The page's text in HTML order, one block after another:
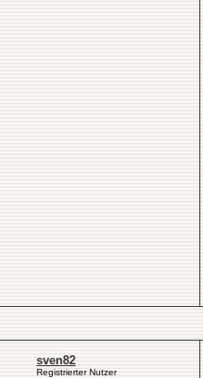
sven82
Registrierter Nutzer